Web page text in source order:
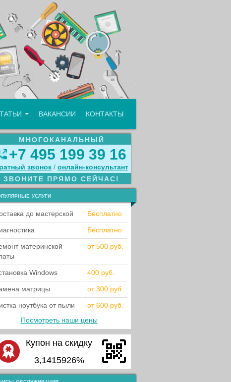
ВАКАНСИИ КОНТАКТЫ
МНОГОКАНАЛЬНЫЙ
+7 495 199 39 16
звонок / онлайн‑консультант
ЗВОНИТЕ ПРЯМО СЕЙЧАС!
услуги
до мастерской Бесплатно
Бесплатно
материнской
от 500 руб.
Windows 400 руб.
матрицы от 300 руб.
ноутбука от пыли
от 600 руб.
Посмотреть наши цены
Купон на скидку
3,1415926%